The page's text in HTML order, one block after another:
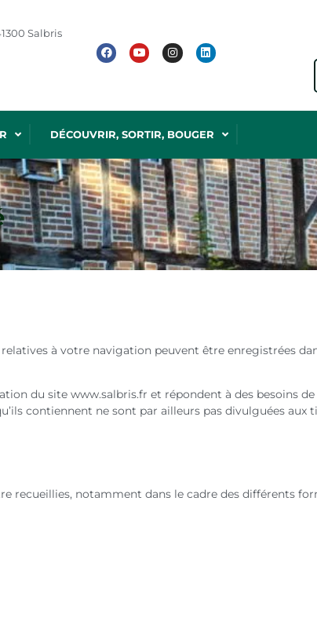
Salbris
DÉCOUVRIR, SORTIR, BOUGER
à votre navigation peuvent être enregistrées
du site www.salbris.fr et répondent à des besoins
contiennent ne sont par ailleurs pas divulguées aux
recueillies, notamment dans le cadre des différents